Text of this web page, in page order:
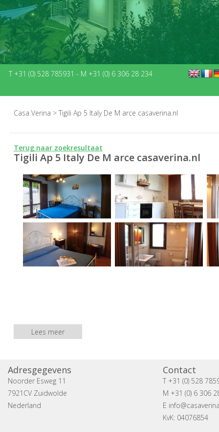
T +31 (0) 528 785931 - M +31 (0) 6 306 28 234
Casa Verina > Tigili Ap 5 Italy De M arce casaverina.nl
Terug naar zoekresultaat
Tigili Ap 5 Italy De M arce casaverina.nl
Lees meer
Adresgegevens
Noorder Esweg 11
7921CV Zuidwolde
Nederland
Contact
T +31 (0) 528
M +31 (0) 6 306
E
KvK: 04076854